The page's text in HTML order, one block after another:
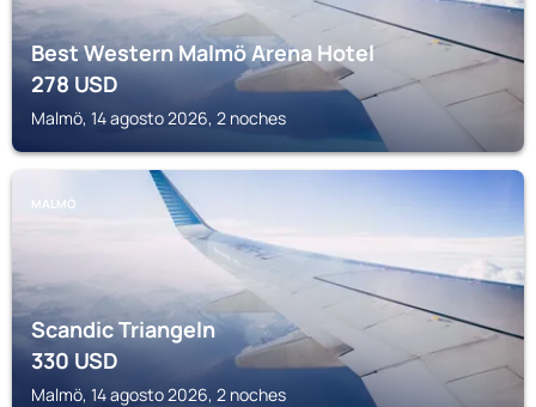
Best Western Malmö Arena Hotel
278USD
Malmö, 14 agosto 2026, 2 noches
MALMÖ
Scandic Triangeln
330USD
Malmö, 14 agosto 2026, 2 noches